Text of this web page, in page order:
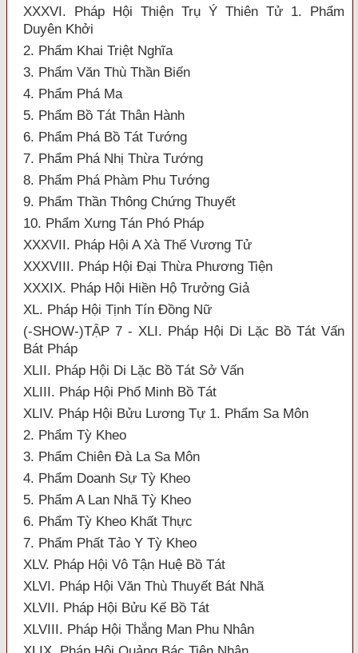
XXXVI. Pháp Hội Thiện Trụ Ý Thiên Tử 1. Phẩm
Duyên Khởi
2. Phẩm Khai Triệt Nghĩa
3. Phẩm Văn Thù Thần Biến
4. Phẩm Phá Ma
5. Phẩm Bồ Tát Thân Hành
6. Phẩm Phá Bồ Tát Tướng
7. Phẩm Phá Nhị Thừa Tướng
8. Phẩm Phá Phàm Phu Tướng
9. Phẩm Thần Thông Chứng Thuyết
10. Phẩm Xưng Tán Phó Pháp
XXXVII. Pháp Hội A Xà Thế Vương Tử
XXXVIII. Pháp Hội Đại Thừa Phương Tiện
XXXIX. Pháp Hội Hiền Hộ Trưởng Giả
XL. Pháp Hội Tịnh Tín Đồng Nữ
(-SHOW-)TẬP 7 - XLI. Pháp Hội Di Lặc Bồ Tát Vấn
Bát Pháp
XLII. Pháp Hội Di Lặc Bồ Tát Sở Vấn
XLIII. Pháp Hội Phổ Minh Bồ Tát
XLIV. Pháp Hội Bửu Lương Tự 1. Phẩm Sa Môn
2. Phẩm Tỳ Kheo
3. Phẩm Chiên Đà La Sa Môn
4. Phẩm Doanh Sự Tỳ Kheo
5. Phẩm A Lan Nhã Tỳ Kheo
6. Phẩm Tỳ Kheo Khất Thực
7. Phẩm Phất Tảo Y Tỳ Kheo
XLV. Pháp Hội Vô Tận Huệ Bồ Tát
XLVI. Pháp Hội Văn Thù Thuyết Bát Nhã
XLVII. Pháp Hội Bửu Kế Bồ Tát
XLVIII. Pháp Hội Thắng Man Phu Nhân